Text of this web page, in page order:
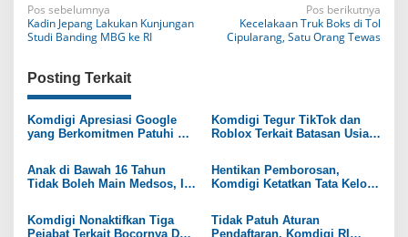
N
a
v
i
g
a
s
i
p
Pos sebelumnya
Kadin Jepang Lakukan Kunjungan
Studi Banding MBG ke RI
Pos berikutnya
Kecelakaan Truk Boks di Tol
Cipularang, Satu Orang Tewas
Posting Terkait
Komdigi Apresiasi Google
yang Berkomitmen Patuhi PP
Komdigi Tegur TikTok dan
Roblox Terkait Batasan Usia
Anak di Bawah 16 Tahun
Tidak Boleh Main Medsos, Ini
Hentikan Pemborosan,
Komdigi Ketatkan Tata Kelola
Komdigi Nonaktifkan Tiga
Pejabat Terkait Bocornya Data
Tidak Patuh Aturan
Pendaftaran, Komdigi RI